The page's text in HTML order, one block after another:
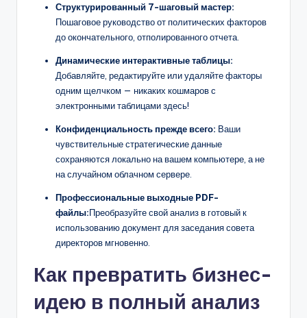
Структурированный 7-шаговый мастер:
Пошаговое руководство от политических факторов
до окончательного, отполированного отчета.
Динамические интерактивные таблицы:
Добавляйте, редактируйте или удаляйте факторы
одним щелчком — никаких кошмаров с
электронными таблицами здесь!
Конфиденциальность прежде всего: Ваши
чувствительные стратегические данные
сохраняются локально на вашем компьютере, а не
на случайном облачном сервере.
Профессиональные выходные PDF-
файлы:Преобразуйте свой анализ в готовый к
использованию документ для заседания совета
директоров мгновенно.
Как превратить бизнес-
идею в полный анализ